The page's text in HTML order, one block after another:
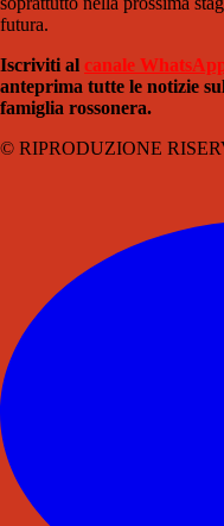
futura.
Iscriviti al canale
anteprima tutte le notizie
famiglia rossonera.
© RIPRODUZIONE